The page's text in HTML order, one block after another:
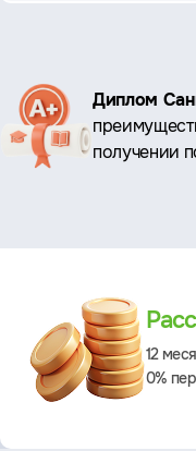
Диплом
получении
12
0%